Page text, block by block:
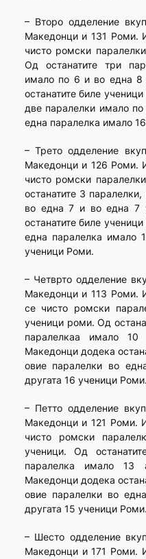
– Второ одделение
Македонци и 131 Роми.
чисто ромски
Од останатите три
имало по 6 и во една 8
останатите биле
две паралелки имало
една паралелка имало
– Трето одделение
Македонци и 126 Роми.
чисто ромски
останатите 3
во една 7 и во една 7
останатите биле
една паралелка имало
ученици Роми.
– Четврто одделение
Македонци и 113 Роми.
се чисто ромски
ученици роми. Од
паралелкаa имало
Македонци додека
овие паралелки во
другата 16 ученици Роми.
– Петто одделение
Македонци и 121 Роми.
чисто ромски
ученици. Од
паралелка имало
Македонци додека
овие паралелки во
другата 15 ученици Роми.
– Шесто одделение
Македонци и 171 Роми.